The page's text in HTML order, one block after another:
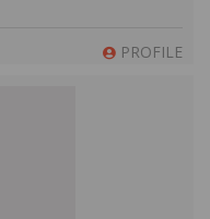
PROFILE